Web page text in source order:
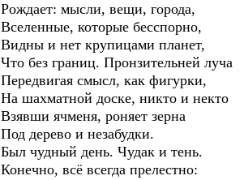
Рождает: мысли, вещи, города,
Вселенные, которые бесспорно,
Видны и нет крупицами планет,
Что без границ. Пронзительней луча
Передвигая смысл, как фигурки,
На шахматной доске, никто и некто
Взявши ячменя, роняет зерна
Под дерево и незабудки.
Был чудный день. Чудак и тень.
Конечно, всё всегда прелестно: